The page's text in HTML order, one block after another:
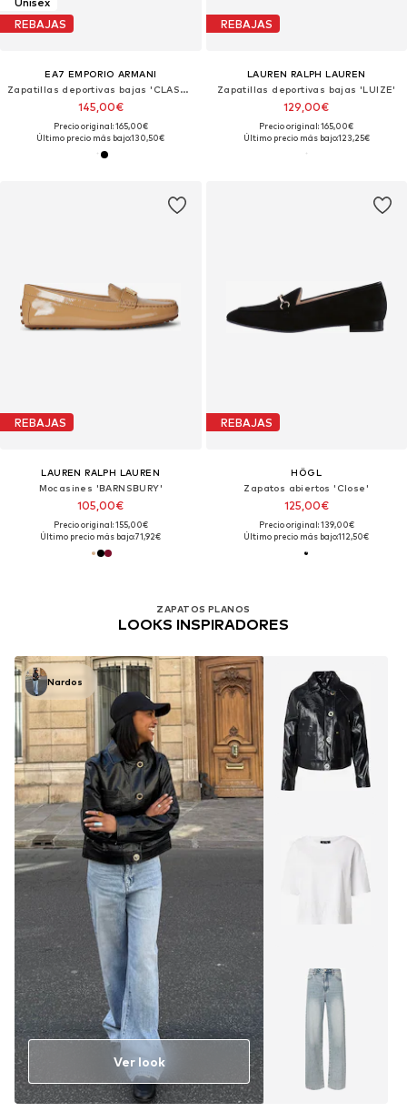
REBAJAS
EA7 EMPORIO ARMANI
Zapatillas deportivas bajas 'CLASSIC'
145,00€
Precio original: 165,00€
Último precio más bajo:130,50€
REBAJAS
LAUREN RALPH LAUREN
Zapatillas deportivas bajas 'LUIZE'
129,00€
Precio original: 165,00€
Último precio más bajo:123,25€
REBAJAS
LAUREN RALPH LAUREN
Mocasines 'BARNSBURY'
105,00€
Precio original: 155,00€
Último precio más bajo:71,92€
REBAJAS
HÖGL
Zapatos abiertos 'Close'
125,00€
Precio original: 139,00€
Último precio más bajo:112,50€
ZAPATOS PLANOS
LOOKS INSPIRADORES
Nardos
Ver look